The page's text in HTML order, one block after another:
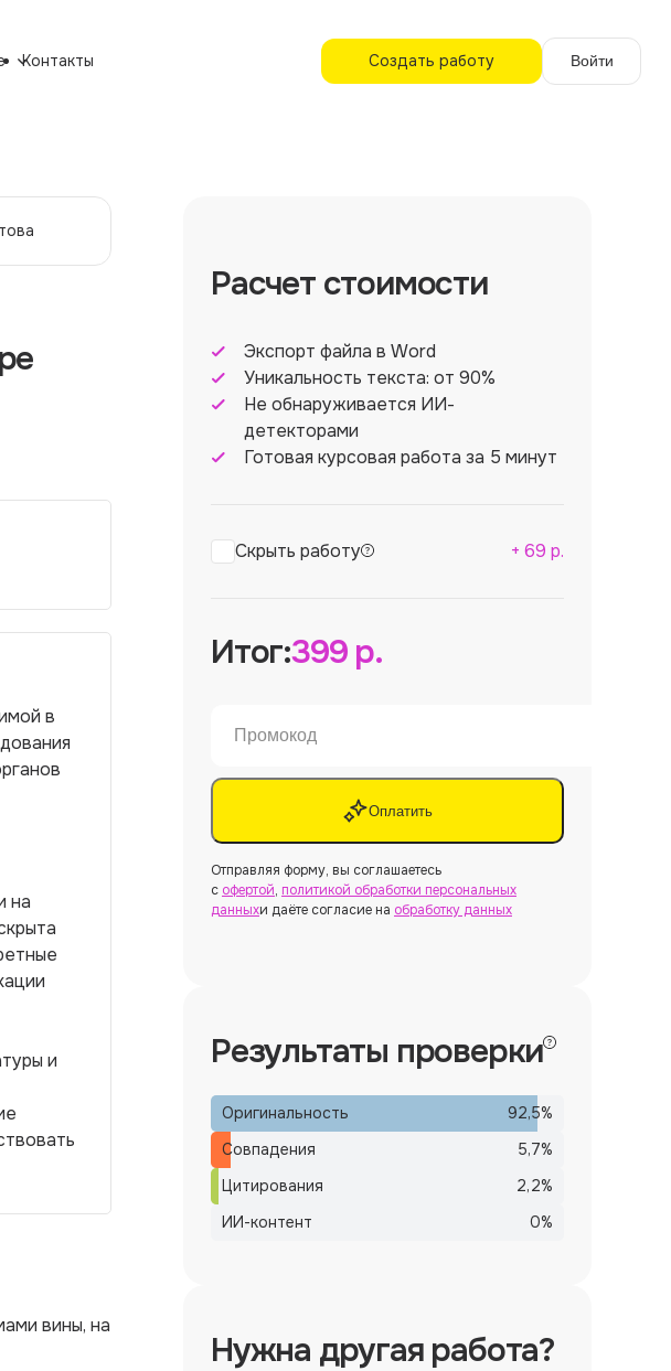
Контакты Создать работу Войти
в
на
и
вины, на
Расчет стоимости
Экспорт файла в Word
Уникальность текста: от 90%
Не обнаруживается ИИ-
детекторами
Готовая курсовая работа за 5 минут
Скрыть работу + 69 р.
Итог:399р.
Оплатить
Отправляя форму, вы соглашаетесь
с офертой, политикой обработки персональных
данныхи даёте согласие на обработку данных
Результаты проверки
Оригинальность 92,5%
Совпадения
5,7%
Цитирования
2,2%
ИИ-контент
0%
Нужна другая работа?